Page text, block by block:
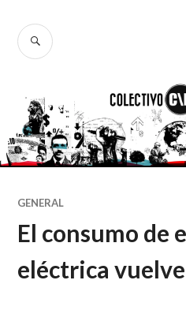
contenido
BUSCAR
GENERAL
El consumo de
eléctrica